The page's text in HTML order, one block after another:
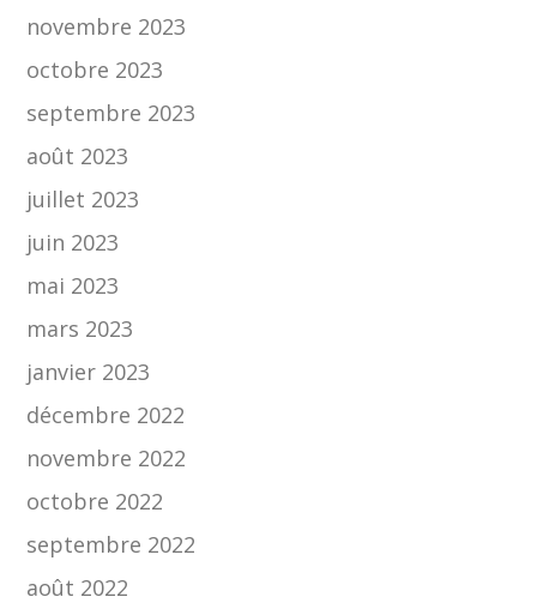
novembre 2023
octobre 2023
septembre 2023
août 2023
juillet 2023
juin 2023
mai 2023
mars 2023
janvier 2023
décembre 2022
novembre 2022
octobre 2022
septembre 2022
août 2022